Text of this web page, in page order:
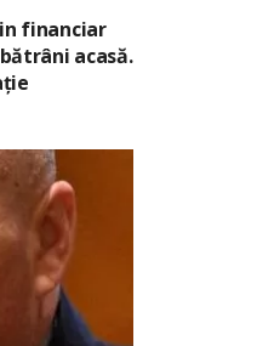
financiar
acasă.